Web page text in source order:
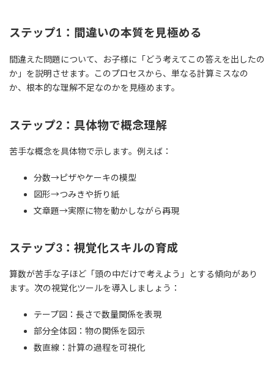
ステップ1：間違いの本質を見極める
間違えた問題について、お子様に「どう考えてこの答えを出したの
か」を説明させます。このプロセスから、単なる計算ミスなの
か、根本的な理解不足なのかを見極めます。
ステップ2：具体物で概念理解
苦手な概念を具体物で示します。例えば：
分数→ピザやケーキの模型
図形→つみきや折り紙
文章題→実際に物を動かしながら再現
ステップ3：視覚化スキルの育成
算数が苦手な子ほど「頭の中だけで考えよう」とする傾向があり
ます。次の視覚化ツールを導入しましょう：
テープ図：長さで数量関係を表現
部分全体図：物の関係を図示
数直線：計算の過程を可視化